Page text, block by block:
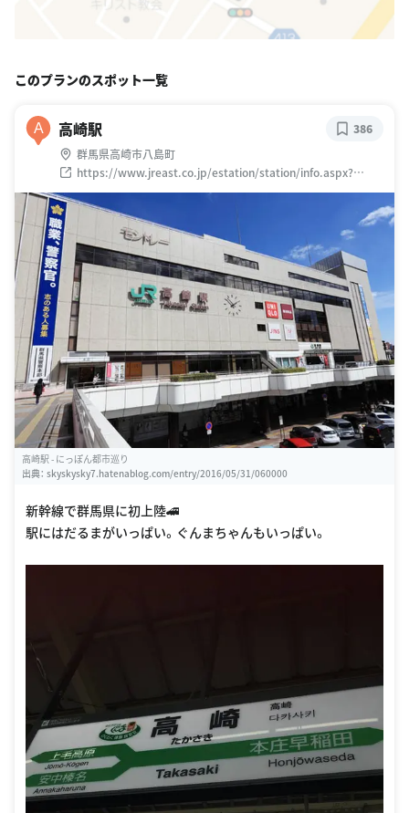
このプランのスポット一覧
A 高崎駅
群馬県高崎市八島町
https://www.jreast.co.jp/estation/station/info.aspx?
StationCd=934
386
高崎駅 - にっぽん都市巡り
出典： skyskysky7.hatenablog.com/entry/2016/05/31/060000
新幹線で群馬県に初上陸🚄
駅にはだるまがいっぱい。ぐんまちゃんもいっぱい。